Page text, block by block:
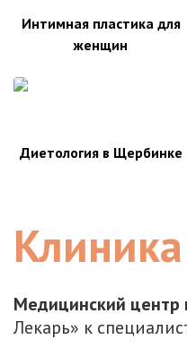
Интимная пластика для
женщин
Диетология в Щербинке
Медицинский центр
Лекарь» к